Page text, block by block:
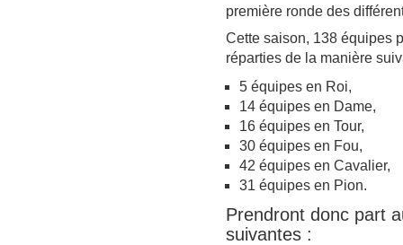
première ronde des
Cette saison, 138 équipes
réparties de la manière
5 équipes en Roi,
14 équipes en Dame,
16 équipes en Tour,
30 équipes en Fou,
42 équipes en Cavalier,
31 équipes en Pion.
Prendront donc part
suivantes :